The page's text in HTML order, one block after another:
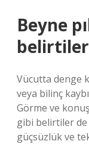
Beyne
Vücutta denge
veya bilinç
Görme ve
gibi belirtiler
güçsüzlük ve